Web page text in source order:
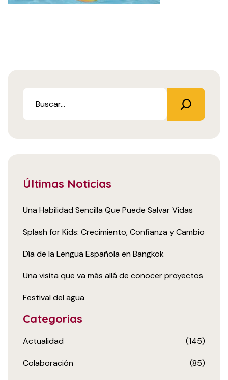
Últimas Noticias
Una Habilidad Sencilla Que Puede Salvar Vidas
Splash for Kids: Crecimiento, Confianza y Cambio
Día de la Lengua Española en Bangkok
Una visita que va más allá de conocer proyectos
Festival del agua
Categorias
Actualidad (145)
Colaboración (85)